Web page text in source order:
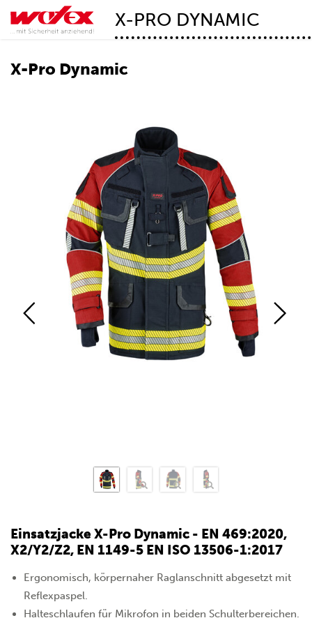
X-PRO DYNAMIC
X-Pro Dynamic
Einsatzjacke X-Pro Dynamic - EN 469:2020,
X2/Y2/Z2, EN 1149-5 EN ISO 13506-1:2017
Ergonomisch, körpernaher Raglanschnitt abgesetzt mit
Reflexpaspel.
Halteschlaufen für Mikrofon in beiden Schulterbereichen.